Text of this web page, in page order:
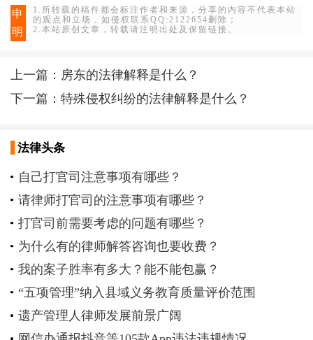
申
明
1.所转载的稿件都会标注作者和来源，分享的内容不代表本站
的观点和立场，如侵权联系QQ:2122654删除；
2.本站原创文章，转载请注明出处及保留链接。
上一篇： 房东的法律解释是什么？
下一篇：特殊侵权纠纷的法律解释是什么？
法律头条
自己打官司注意事项有哪些？
请律师打官司的注意事项有哪些？
打官司前需要考虑的问题有哪些？
为什么有的律师解答咨询也要收费？
我的案子胜率有多大？能不能包赢？
“五项管理”纳入县域义务教育质量评价范围
遗产管理人律师发展前景广阔